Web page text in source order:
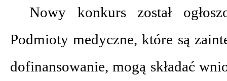
Nowy konkurs został
Podmioty medyczne, które są
dofinansowanie, mogą składać